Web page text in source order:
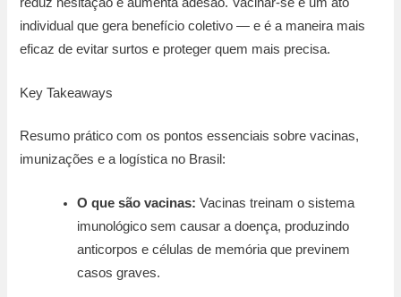
individual que gera benefício coletivo — e é a maneira mais
eficaz de evitar surtos e proteger quem mais precisa.
Key Takeaways
Resumo prático com os pontos essenciais sobre vacinas,
imunizações e a logística no Brasil:
O que são vacinas: Vacinas treinam o sistema
imunológico sem causar a doença, produzindo
anticorpos e células de memória que previnem
casos graves.